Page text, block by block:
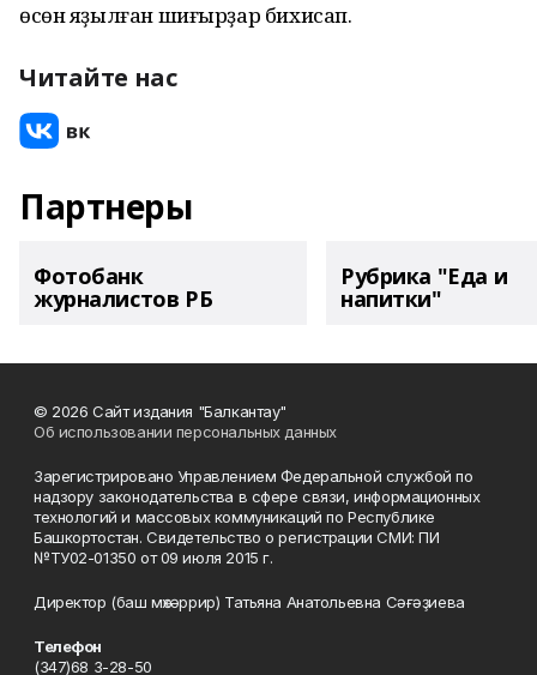
өсөн яҙылған шиғырҙар бихисап.
Читайте нас
Партнеры
Фотобанк
журналистов РБ
Рубрика "Еда и
напитки"
© 2026 Сайт издания "Балкантау"
Об использовании персональных данных
Зарегистрировано Управлением Федеральной службой по
надзору законодательства в сфере связи, информационных
технологий и массовых коммуникаций по Республике
Башкортостан. Свидетельство о регистрации СМИ: ПИ
№ТУ02-01350 от 09 июля 2015 г.
Директор (баш мөхәррир) Татьяна Анатольевна Сәғәҙиева
Телефон
(347)68 3-28-50